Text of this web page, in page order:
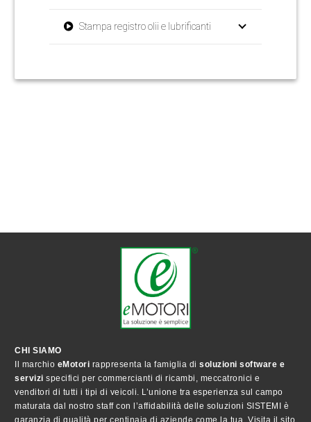
Stampa registro olii e lubrificanti
CHI SIAMO
Il marchio eMotori rappresenta la famiglia di soluzioni software e
servizi specifici per commercianti di ricambi, meccatronici e
venditori di tutti i tipi di veicoli. L’unione tra esperienza sul campo
maturata dal nostro staff con l’affidabilità delle soluzioni SISTEMI è
garanzia di qualità per centinaia di aziende come la tua. Visita il sito